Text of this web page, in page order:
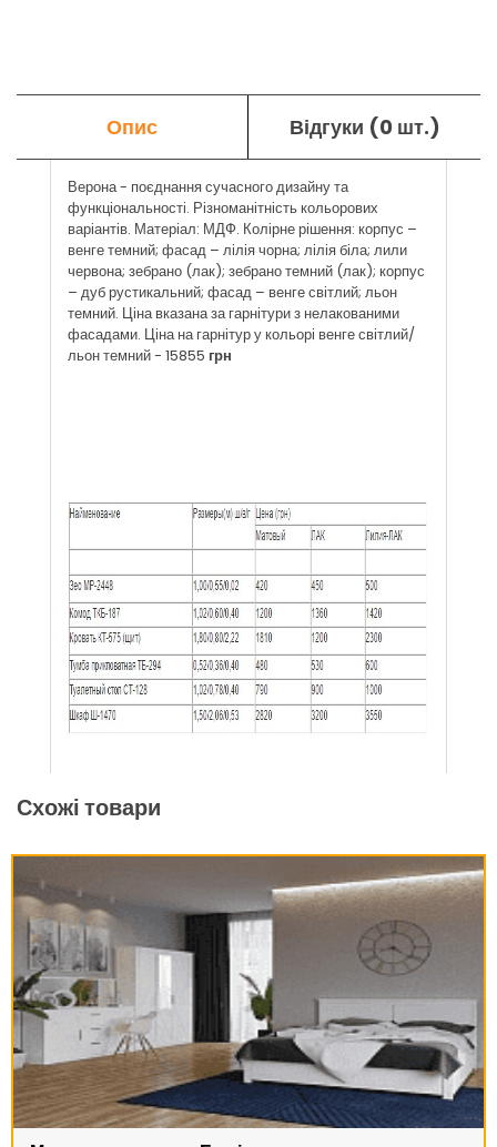
Опис Відгуки (0 шт.)
Верона - поєднання сучасного дизайну та
функціональності. Різноманітність кольорових
варіантів. Матеріал: МДФ. Колірне рішення: корпус –
венге темний; фасад – лілія чорна; лілія біла; лили
червона; зебрано (лак); зебрано темний (лак); корпус
– дуб рустикальний; фасад – венге світлий; льон
темний. Ціна вказана за гарнітури з нелакованими
фасадами. Ціна на гарнітур у кольорі венге світлий/
льон темний - 15855 грн
Схожі товари